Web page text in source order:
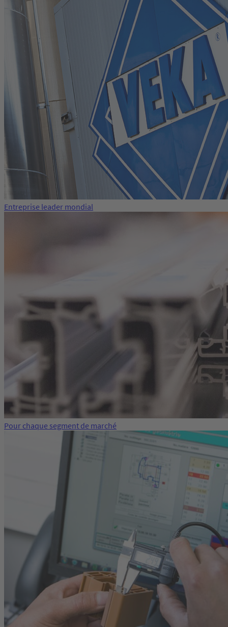
Entreprise leader mondial
Pour chaque segment de marché